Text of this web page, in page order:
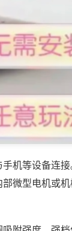
机等设备连
微型电机或